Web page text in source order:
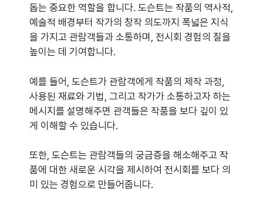
돕는 중요한 역할을 합니다. 도슨트는 작품의 역사적,
예술적 배경부터 작가의 창작 의도까지 폭넓은 지식
을 가지고 관람객들과 소통하며, 전시회 경험의 질을
높이는 데 기여합니다.
예를 들어, 도슨트가 관람객에게 작품의 제작 과정,
사용된 재료와 기법, 그리고 작가가 소통하고자 하는
메시지를 설명해주면 관객들은 작품을 보다 깊이 있
게 이해할 수 있습니다.
또한, 도슨트는 관람객들의 궁금증을 해소해주고 작
품에 대한 새로운 시각을 제시하여 전시회를 보다 의
미 있는 경험으로 만들어줍니다.